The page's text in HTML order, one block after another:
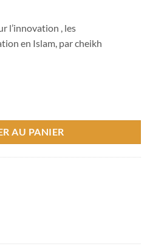
l’innovation , les
en Islam, parcheikh
AU PANIER